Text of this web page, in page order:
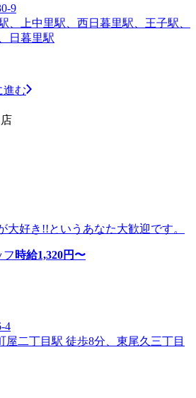
9
、上中里駅、西日暮里駅、王子駅、
日暮里駅
進む
大好き!!というあなた大歓迎です。
フ 時給1,320円〜
4
屋二丁目駅 徒歩8分、東尾久三丁目